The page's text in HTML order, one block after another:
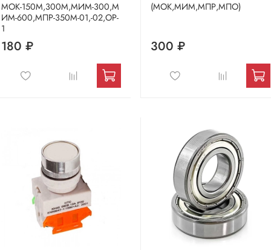
МОК-150М,300М,МИМ-300,М
ИМ-600,МПР-350М-01,-02,ОР-
1
180 ₽
(МОК,МИМ,МПР,МПО)
300 ₽